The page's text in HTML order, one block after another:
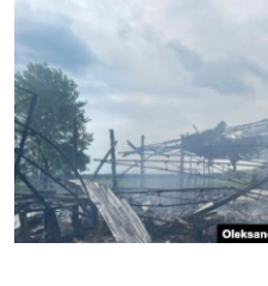
Озодлик бошқа тилларда